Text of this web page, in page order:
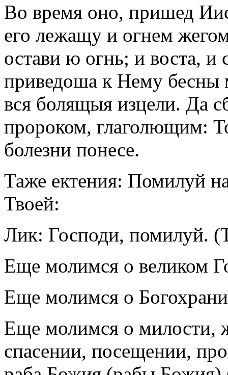
Во время оно, пришед
его лежащу и огнем
остави ю огнь; и воста,
приведоша к Нему бесны
вся болящыя изцели. Да
пророком, глаголющим:
болезни понесе.
Таже ектения: Помилуй
Твоей:
Лик: Господи, помилуй.
Еще молимся о великом
Еще молимся о
Еще молимся о милости,
спасении, посещении,